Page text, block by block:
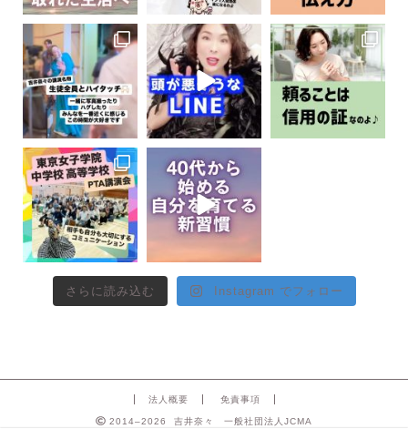
さらに読み込む Instagram でフォロー
法人概要 免責事項
2014–2026 吉井奈々 一般社団法人JCMA